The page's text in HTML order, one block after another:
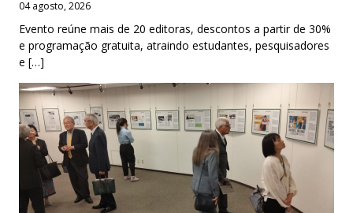
04 agosto, 2026
Evento reúne mais de 20 editoras, descontos a partir de 30%
e programação gratuita, atraindo estudantes, pesquisadores
e […]